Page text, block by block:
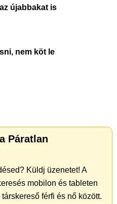
újabbakat is
nem köt le
Páratlan
Küldj üzenetet! A
mobilon és tableten
férfi és nő között.